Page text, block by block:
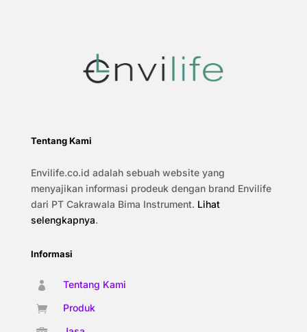
Tentang Kami
Envilife.co.id adalah sebuah website yang
menyajikan informasi prodeuk dengan brand Envilife
dari PT Cakrawala Bima Instrument. Lihat
selengkapnya.
Informasi
 Tentang Kami
 Produk